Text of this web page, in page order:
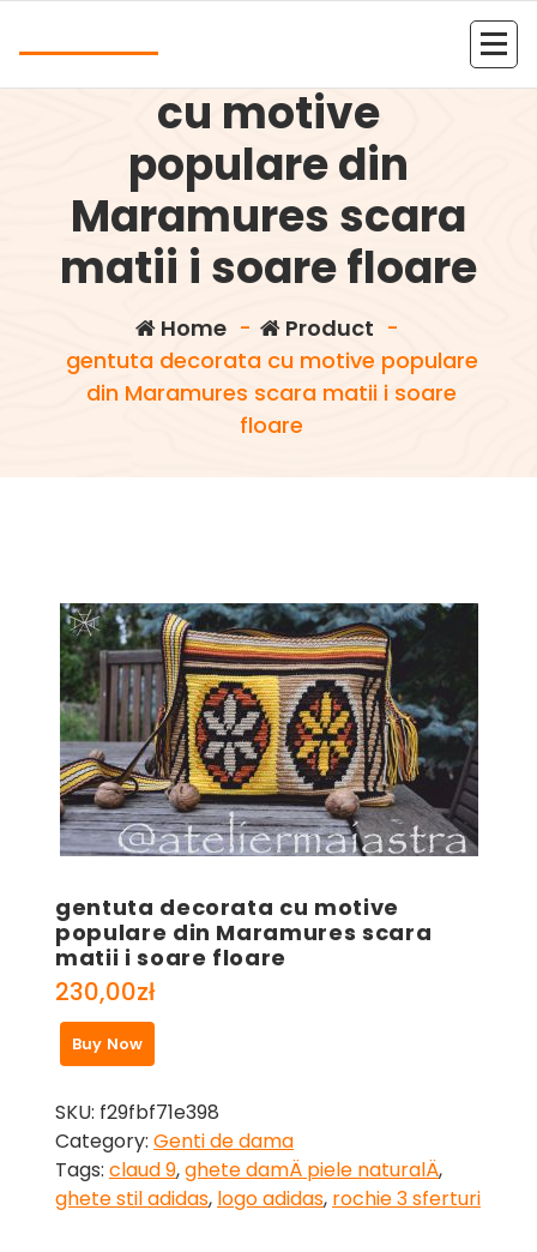
gentuta decorata
cu motive
populare din
Maramures scara
matii i soare floare
Home- Product -
gentuta decorata cu motive populare
din Maramures scara matii i soare
floare
gentuta decorata cu motive
populare din Maramures scara
matii i soare floare
230,00zł
Buy Now
SKU: f29fbf71e398
Category: Genti de dama
Tags: claud 9,ghete damÄ piele naturalÄ,
ghete stil adidas, logo adidas, rochie 3 sferturi